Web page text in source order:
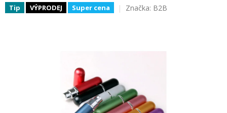
Tip VÝPRODEJ Super cena Značka: B2B